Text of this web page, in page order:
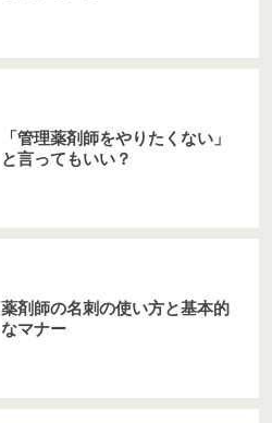
「管理薬剤師をやりたくない」
と言ってもいい？
薬剤師の名刺の使い方と基本的
なマナー